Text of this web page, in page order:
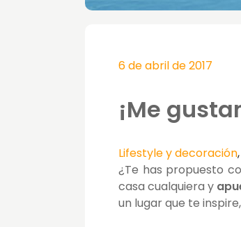
6 de abril de 2017
¡Me
Lifestyle y decoración,
¿Te has propuesto
casa cualquiera y
un lugar que te